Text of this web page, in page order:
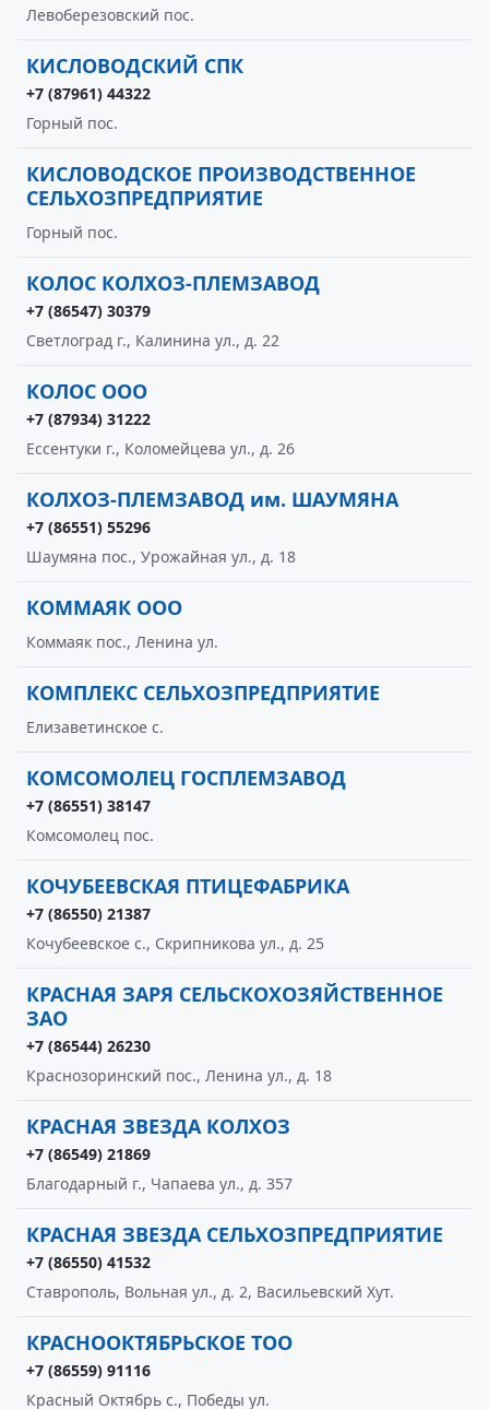
Левоберезовский пос.
КИСЛОВОДСКИЙ СПК
+7 (87961) 44322
Горный пос.
КИСЛОВОДСКОЕ ПРОИЗВОДСТВЕННОЕ
СЕЛЬХОЗПРЕДПРИЯТИЕ
Горный пос.
КОЛОС КОЛХОЗ-ПЛЕМЗАВОД
+7 (86547) 30379
Светлоград г., Калинина ул., д. 22
КОЛОС ООО
+7 (87934) 31222
Ессентуки г., Коломейцева ул., д. 26
КОЛХОЗ-ПЛЕМЗАВОД им. ШАУМЯНА
+7 (86551) 55296
Шаумяна пос., Урожайная ул., д. 18
КОММАЯК ООО
Коммаяк пос., Ленина ул.
КОМПЛЕКС СЕЛЬХОЗПРЕДПРИЯТИЕ
Елизаветинское с.
КОМСОМОЛЕЦ ГОСПЛЕМЗАВОД
+7 (86551) 38147
Комсомолец пос.
КОЧУБЕЕВСКАЯ ПТИЦЕФАБРИКА
+7 (86550) 21387
Кочубеевское с., Скрипникова ул., д. 25
КРАСНАЯ ЗАРЯ СЕЛЬСКОХОЗЯЙСТВЕННОЕ
ЗАО
+7 (86544) 26230
Краснозоринский пос., Ленина ул., д. 18
КРАСНАЯ ЗВЕЗДА КОЛХОЗ
+7 (86549) 21869
Благодарный г., Чапаева ул., д. 357
КРАСНАЯ ЗВЕЗДА СЕЛЬХОЗПРЕДПРИЯТИЕ
+7 (86550) 41532
Ставрополь, Вольная ул., д. 2, Васильевский Хут.
КРАСНООКТЯБРЬСКОЕ ТОО
+7 (86559) 91116
Красный Октябрь с., Победы ул.